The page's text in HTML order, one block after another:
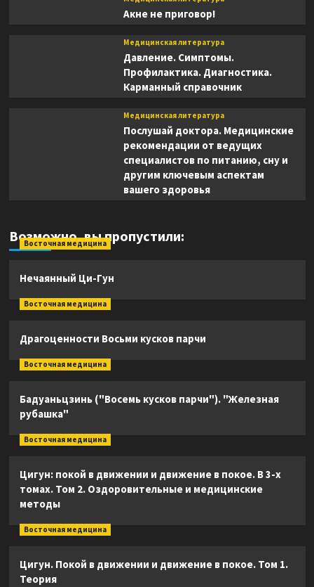
Акне не приговор!
Медицинская литература
Давление. Симптомы.
Профилактика. Диагностика.
Карманный справочник
Медицинская литература
Послушай доктора. Медицинские
рекомендации от ведущих
специалистов по питанию, сну и
другим ключевым аспектам
вашего здоровья
Возможно, вы пропустили:
Восточная медицина
Нечаянный Ци-Гун
Восточная медицина
Драгоценности Восьми кусков парчи
Восточная медицина
Бадуаньцзинь ("Восемь кусков парчи"). "Железная
рубашка"
Восточная медицина
Цигун: покой в движении и движение в покое. В 3-х
томах. Том 2. Оздоровительные и медицинские
методы
Восточная медицина
Цигун. Покой в движении и движение в покое. Том 1.
Теория